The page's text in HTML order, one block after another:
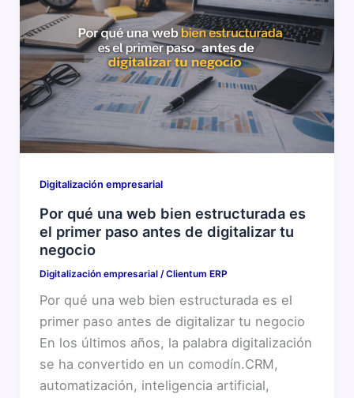
Digitalización empresarial
Por qué una web bien estructurada es
el primer paso antes de digitalizar tu
negocio
Digitalización empresarial/Clientum ERP
Por qué una web bien estructurada es el
primer paso antes de digitalizar tu negocio
En los últimos años, la palabra digitalización
se ha convertido en un comodín.CRM,
automatización, inteligencia artificial,